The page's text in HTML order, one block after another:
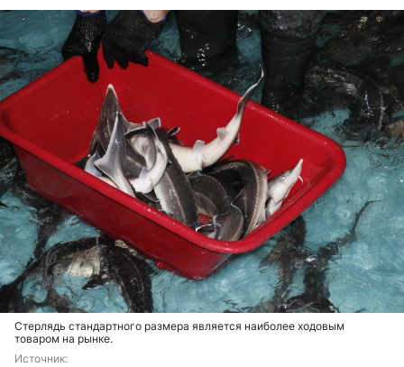
Стерлядь стандартного размера является наиболее ходовым
товаром на рынке.
Источник: